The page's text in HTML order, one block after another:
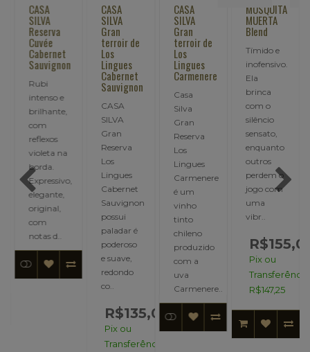
CASA
SILVA
Reserva
Cuvée
Cabernet
Sauvignon
Rubi
intenso e
brilhante,
com
reflexos
violeta na
borda.
Expressivo,
elegante,
original,
com
notas d..
CASA
SILVA
Gran
terroir de
Los
Lingues
Cabernet
Sauvignon
CASA
SILVA
Gran
Reserva
Los
Lingues
Cabernet
Sauvignon
possui
paladar é
poderoso
e suave,
redondo
co..
R$135,00
Pix ou
Transferência:
CASA
SILVA
Gran
terroir de
Los
Lingues
Carmenere
Casa
Silva
Gran
Reserva
Los
Lingues
Carmenere
é um
vinho
tinto
chileno
produzido
com a
uva
Carmenere..
MOSQUITA
MUERTA
Blend
Tímido e
inofensivo.
Ela
brinca
com o
silêncio
sensato,
enquanto
outros
perdem o
jogo com
uma
vibr..
Pix ou
R$147,25